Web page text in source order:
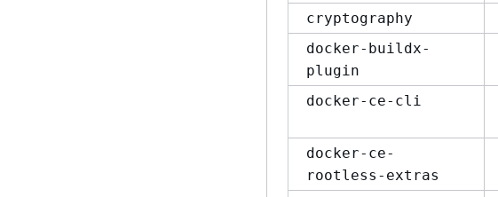
cryptography
docker-buildx-
plugin
docker-ce-cli
docker-ce-
rootless-extras